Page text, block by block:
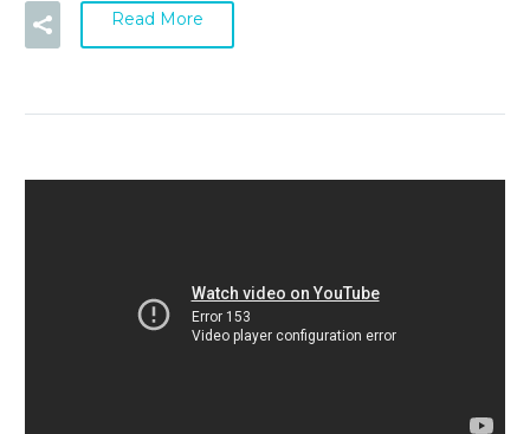
Read More